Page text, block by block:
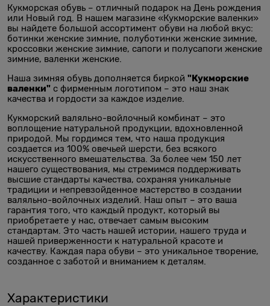
Кукморская обувь – отличный подарок на День рождения
или Новый год. В нашем магазине «Кукморские валенки»
вы найдете большой ассортимент обуви на любой вкус:
ботинки женские зимние, полуботинки женские зимние,
кроссовки женские зимние, сапоги и полусапоги женские
зимние, валенки женские.
Наша зимняя обувь дополняется биркой "Кукморские
валенки" с фирменным логотипом – это наш знак
качества и гордости за каждое изделие.
Кукморский валяльно-войлочный комбинат – это
воплощение натуральной продукции, вдохновленной
природой. Мы гордимся тем, что наша продукция
создается из 100% овечьей шерсти, без всякого
искусственного вмешательства. За более чем 150 лет
нашего существования, мы стремимся поддерживать
высшие стандарты качества, сохраняя уникальные
традиции и непревзойденное мастерство в создании
валяльно-войлочных изделий. Наш опыт – это ваша
гарантия того, что каждый продукт, который вы
приобретаете у нас, отвечает самым высоким
стандартам. Это часть нашей истории, нашего труда и
нашей приверженности к натуральной красоте и
качеству. Каждая пара обуви – это уникальное творение,
созданное с заботой и вниманием к деталям.
Характеристики